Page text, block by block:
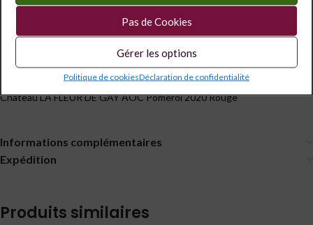
Pas de Cookies
Gérer les options
Politique de cookiesDéclaration de confidentialité
Étiquettes :0.75 l,15.5°
Château LA FLEUR DE GAY AOC Pomerol 2020 Rouge
Informations complémentaires
Expédition
Produits similaires